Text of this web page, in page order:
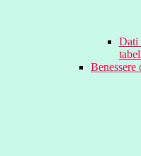
Dati
Benessere